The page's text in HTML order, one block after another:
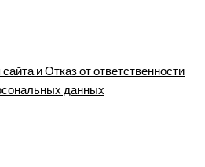
и Отказ от ответственности
данных